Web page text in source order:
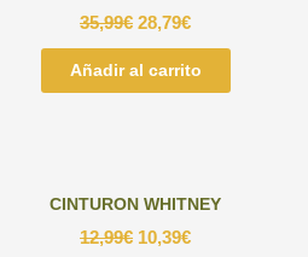
35,99€ 28,79€
Añadir al carrito
CINTURON WHITNEY
12,99€ 10,39€